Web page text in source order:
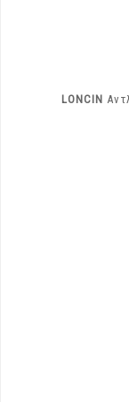
LONCIN